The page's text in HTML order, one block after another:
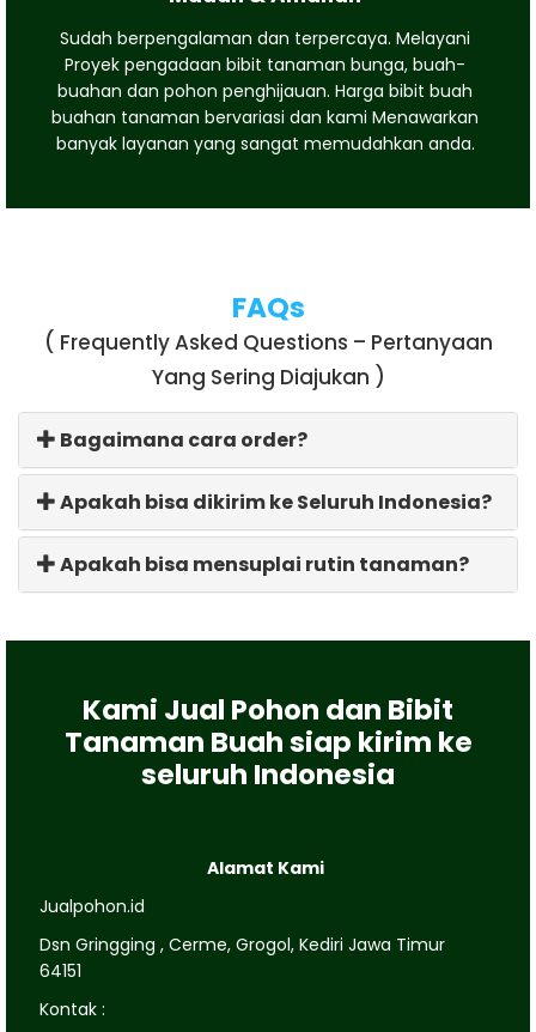
Sudah berpengalaman dan terpercaya. Melayani
Proyek pengadaan bibit tanaman bunga, buah-
buahan dan pohon penghijauan. Harga bibit buah
buahan tanaman bervariasi dan kami Menawarkan
banyak layanan yang sangat memudahkan anda.
FAQs
( Frequently Asked Questions – Pertanyaan
Yang Sering Diajukan )
Bagaimana cara order?
Apakah bisa dikirim ke Seluruh Indonesia?
Apakah bisa mensuplai rutin tanaman?
Kami Jual Pohon dan Bibit
Tanaman Buah siap kirim ke
seluruh Indonesia
Alamat Kami
Jualpohon.id
Dsn Gringging , Cerme, Grogol, Kediri Jawa Timur
64151
Kontak :